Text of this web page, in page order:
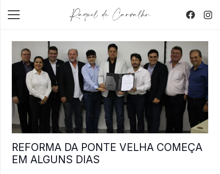
REFORMA DA PONTE VELHA COMEÇA
EM ALGUNS DIAS